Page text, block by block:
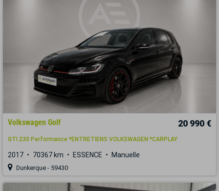
Volkswagen Golf 20 990 €
GTI 230 Performance *ENTRETIENS VOLKSWAGEN *CARPLAY
2017 70367 km ESSENCE Manuelle
Dunkerque - 59430